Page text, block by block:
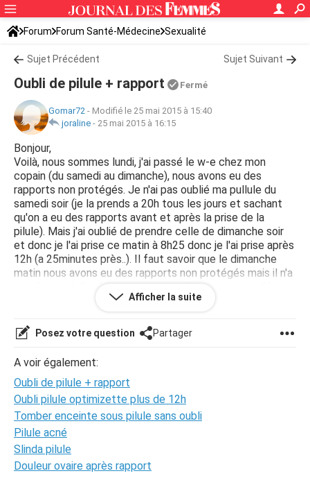
Forum Forum Santé-Médecine Sexualité
Sujet Précédent Sujet Suivant
Oubli de pilule + rapport Fermé
Gomar72 - Modifié le 25 mai 2015 à 15:40
joraline - 25 mai 2015 à 16:15
Bonjour,
Voilà, nous sommes lundi, j'ai passé le w-e chez mon
copain (du samedi au dimanche), nous avons eu des
rapports non protégés. Je n'ai pas oublié ma pullule du
samedi soir (je la prends a 20h tous les jours et sachant
qu'on a eu des rapports avant et après la prise de la
pilule). Mais j'ai oublié de prendre celle de dimanche soir
et donc je l'ai prise ce matin à 8h25 donc je l'ai prise après
12h (a 25minutes près..). Il faut savoir que le dimanche
matin nous avons eu des rapports non protégés mais il n'a
pas éjacule à l'intérieur. est-ce que j'ai des risques d'être
enceinte? Le risque est minime ou important? Je ne peux
férié.. Merci de vos réponses sincères!
Afficher la suite
Posez votre question Partager
A voir également:
Oubli de pilule + rapport
Oubli pilule optimizette plus de 12h
Tomber enceinte sous pilule sans oubli
Pilule acné
Slinda pilule
Douleur ovaire après rapport